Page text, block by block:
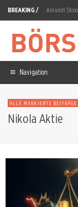
BREAKING / Amundi
Revolution
McDonald’s
Vincorion
Deutsche
Cameco
Navigation
ALLE MARKIERTE BEITRÄGE
Nikola Aktie